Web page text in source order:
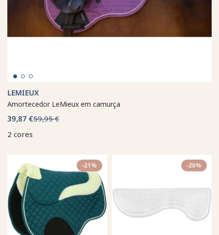
LEMIEUX
Amortecedor LeMieux em camurça
39,87 €59,95 €
2 cores
-21% -20%